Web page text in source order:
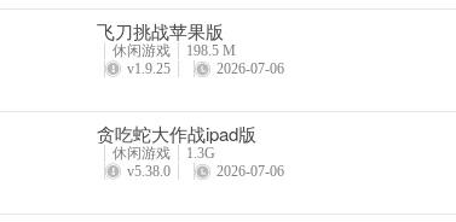
飞刀挑战苹果版
休闲游戏
198.5 M
v1.9.25
2026-07-06
贪吃蛇大作战ipad版
休闲游戏
1.3G
v5.38.0
2026-07-06